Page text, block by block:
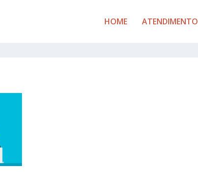
HOME ATENDIMENTO